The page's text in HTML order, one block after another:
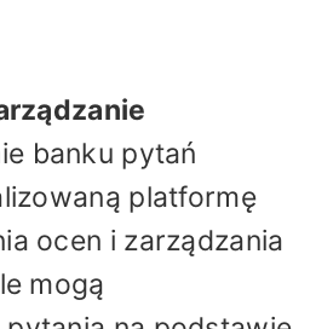
banku pytań
platformę
ocen i zarządzania
mogą